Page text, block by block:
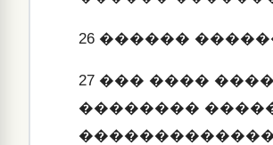
26 ������
27 ��� ����
��������